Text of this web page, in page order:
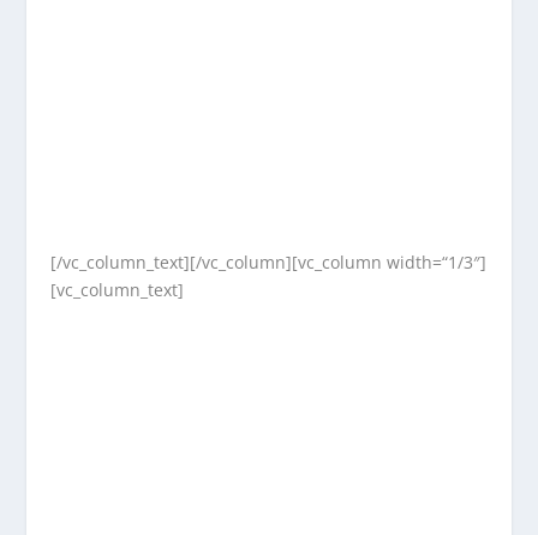
[/vc_column_text][/vc_column][vc_column width=“1/3″]
[vc_column_text]